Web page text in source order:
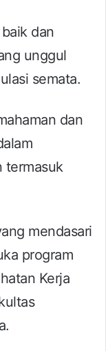
dan
unggul
semata.
dan
termasuk
mendasari
program
Kerja